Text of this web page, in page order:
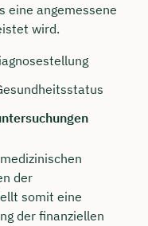
eine angemessene
wird.
der
somit eine
der finanziellen